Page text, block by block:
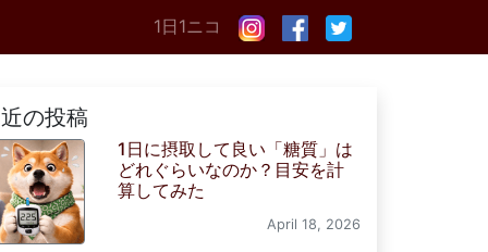
1日1ニコ
の投稿
1日に摂取して良い「糖質」は
どれぐらいなのか？目安を計
算してみた
April 18, 2026